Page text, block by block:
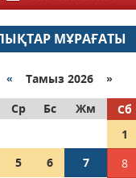
МҰРАҒАТЫ
« Тамыз 2026 »
Ср Бс Жм Сб
1
5 6 7 8